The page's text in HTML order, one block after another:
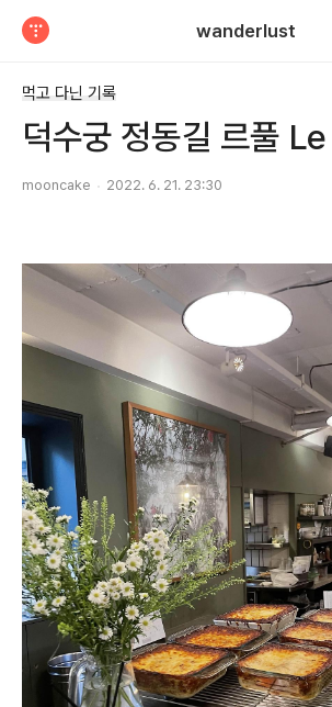
wanderlust
먹고 다닌 기록
덕수궁 정동길 르풀
mooncake 2022. 6. 21. 23:30